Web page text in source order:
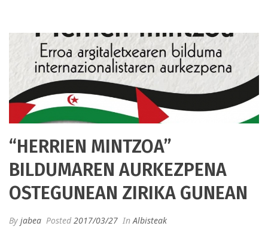
“HERRIEN MINTZOA”
BILDUMAREN AURKEZPENA
OSTEGUNEAN ZIRIKA GUNEAN
By jabea Posted2017/03/27 In Albisteak